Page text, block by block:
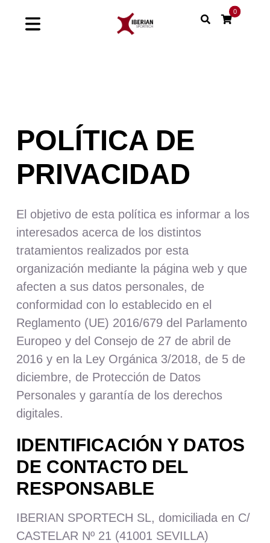
Toggle
Soluciones
Proyectos
Sinergias
Nosotros
Contacto
Mi cuenta
0
POLÍTICA DE
PRIVACIDAD
El objetivo de esta política es informar a los
interesados acerca de los distintos
tratamientos realizados por esta
organización mediante la página web y que
afecten a sus datos personales, de
conformidad con lo establecido en el
Reglamento (UE) 2016/679 del Parlamento
Europeo y del Consejo de 27 de abril de
2016 y en la Ley Orgánica 3/2018, de 5 de
diciembre, de Protección de Datos
Personales y garantía de los derechos
digitales.
IDENTIFICACIÓN Y DATOS
DE CONTACTO DEL
RESPONSABLE
IBERIAN SPORTECH SL, domiciliada en C/
CASTELAR Nº 21 (41001 SEVILLA)